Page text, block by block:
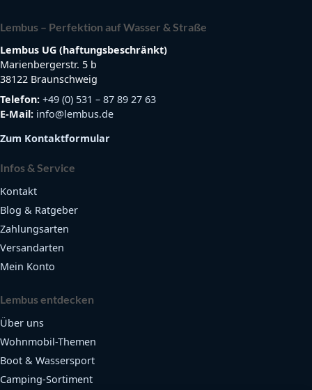
Lembus – Perfektion auf Wasser & Straße
Lembus UG (haftungsbeschränkt)
Marienbergerstr. 5 b
38122 Braunschweig
Telefon: +49 (0) 531 – 87 89 27 63
E-Mail: info@lembus.de
Zum Kontaktformular
Infos & Service
Kontakt
Blog & Ratgeber
Zahlungsarten
Versandarten
Mein Konto
Lembus entdecken
Über uns
Wohnmobil-Themen
Boot & Wassersport
Camping-Sortiment